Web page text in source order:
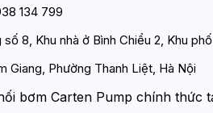
134 799
số 8, Khu nhà ở Bình Chiểu 2, Khu
Giang, Phường Thanh Liệt, Hà Nội
bơm Carten Pump chính thức